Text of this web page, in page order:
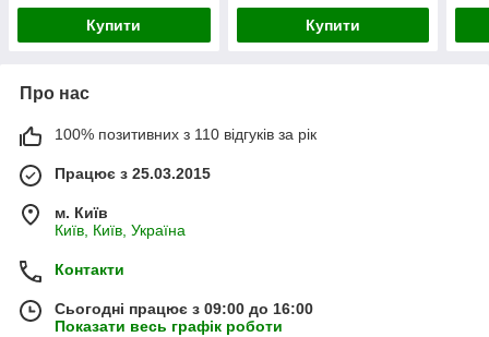
Купити Купити
Про нас
100% позитивних з 110 відгуків за рік
Працює з 25.03.2015
м. Київ
Київ, Київ, Україна
Контакти
Сьогодні працює з 09:00 до 16:00
Показати весь графік роботи